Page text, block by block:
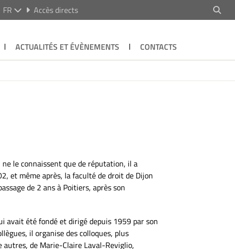
FR Accès directs
ACTUALITÉS ET ÉVÈNEMENTS
CONTACTS
le connaissent que de réputation, il a
et même après, la faculté de droit de Dijon
de 2 ans à Poitiers, après son
avait été fondé et dirigé depuis 1959 par son
il organise des colloques, plus
de Marie-Claire Laval-Reviglio,